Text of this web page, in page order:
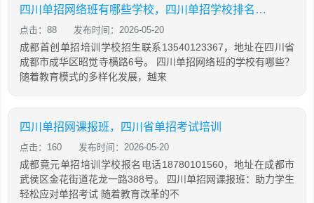
四川单招网络班有哪些学校，四川单招学校排名前十
点击：88 发布时间：2026-05-20
成都首创单招培训学校招生联系13540123367，地址在四川省
成都市成华区昭觉寺横路6号。 四川单招网络班的学校有哪些？
随着教育模式的多样化发展，越来
四川单招网课报班，四川省单招考试培训
点击：160 发布时间：2026-05-20
成都竟元单招培训学校报名电话18780101560，地址在成都市
武侯区金花街道花龙一路388号。 四川单招网课报班：助力学生
轻松应对单招考试 随着教育改革的不